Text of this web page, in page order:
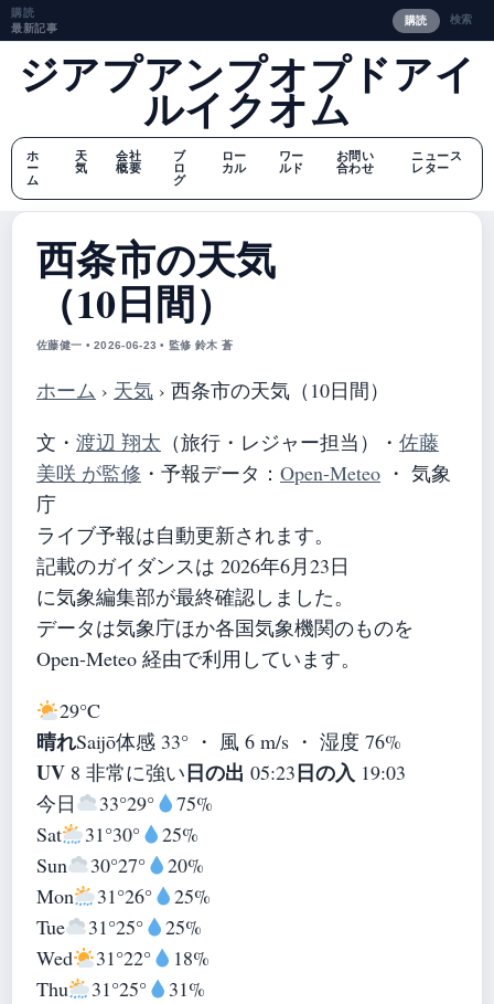
購読
最新記事
購読 検索
ジアプアンプオプドアイ
ルイクオム
ホ
ー
ム
天
気
会社
概要
ブ
ロ
グ
ロー
カル
ワー
ルド
お問い
合わせ
ニュース
レター
西条市の天気
（10日間）
佐藤健一 • 2026-06-23 • 監修 鈴木 蒼
ホーム › 天気 › 西条市の天気（10日間）
文・ 渡辺 翔太 （旅行・レジャー担当） ・ 佐藤
美咲 が監修 ・ 予報データ： Open-Meteo ・ 気象
庁
ライブ予報は自動更新されます。
記載のガイダンスは 2026年6月23日
に気象編集部が最終確認しました。
データは気象庁ほか各国気象機関のものを
Open-Meteo 経由で利用しています。
29°C
晴れSaijō体感 33° ・ 風 6 m/s ・ 湿度 76%
UV 8 非常に強い日の出 05:23日の入 19:03
今日
33°29°
75%
Sat
31°30°
25%
Sun
30°27°
20%
Mon
31°26°
25%
Tue
31°25°
25%
Wed
31°22°
18%
Thu
31°25°
31%